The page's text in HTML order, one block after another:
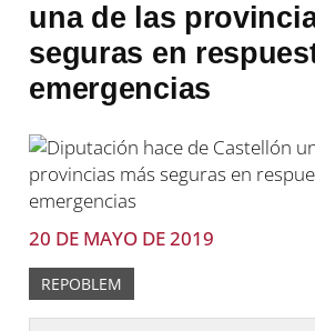
una de las
seguras en
emergencias
20 DE MAYO DE 2019
REPOBLEM